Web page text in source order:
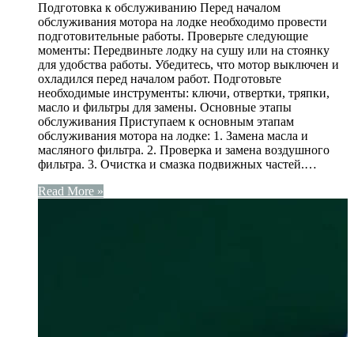
Подготовка к обслуживанию Перед началом
обслуживания мотора на лодке необходимо провести
подготовительные работы. Проверьте следующие
моменты: Передвиньте лодку на сушу или на стоянку
для удобства работы. Убедитесь, что мотор выключен и
охладился перед началом работ. Подготовьте
необходимые инструменты: ключи, отвертки, тряпки,
масло и фильтры для замены. Основные этапы
обслуживания Приступаем к основным этапам
обслуживания мотора на лодке: 1. Замена масла и
масляного фильтра. 2. Проверка и замена воздушного
фильтра. 3. Очистка и смазка подвижных частей.…
Read More »